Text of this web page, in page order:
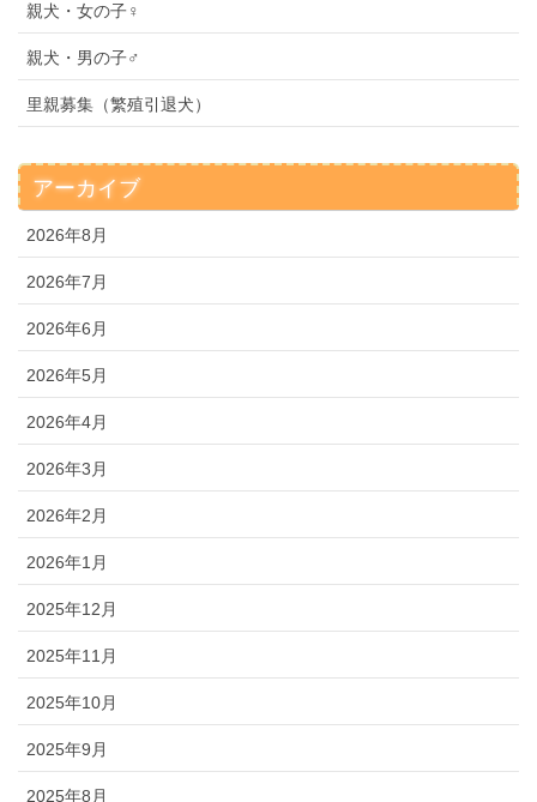
親犬・女の子♀
親犬・男の子♂
里親募集（繁殖引退犬）
アーカイブ
2026年8月
2026年7月
2026年6月
2026年5月
2026年4月
2026年3月
2026年2月
2026年1月
2025年12月
2025年11月
2025年10月
2025年9月
2025年8月